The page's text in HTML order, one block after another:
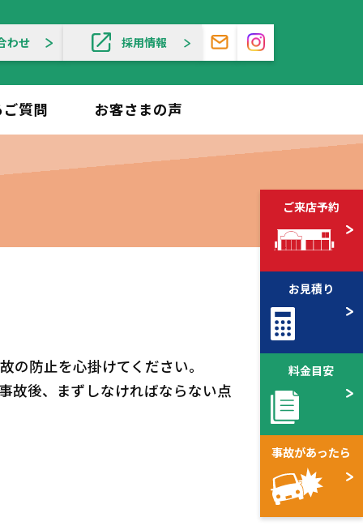
わせ 採用情報
質問 お客さまの声
防止を心掛けてください。
故後、まずしなければならない点
ご来店予約
お見積り
料金目安
事故があったら